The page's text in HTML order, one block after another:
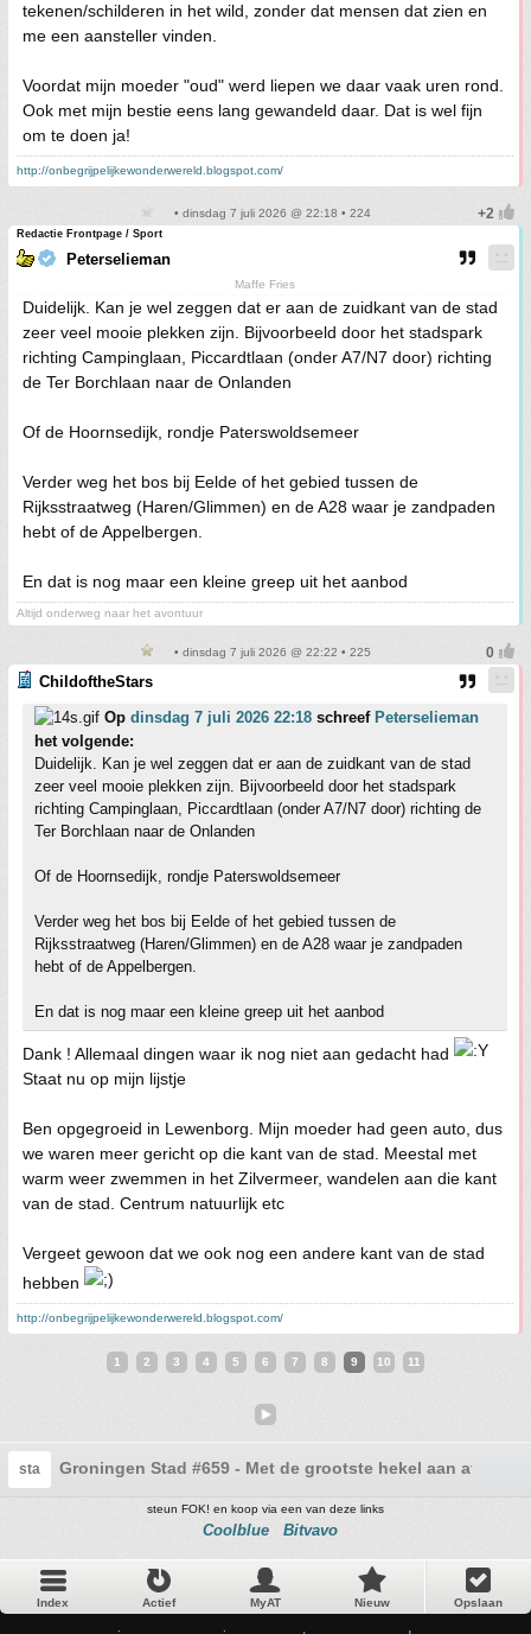
tekenen/schilderen in het wild, zonder dat mensen dat zien en
me een aansteller vinden.
Voordat mijn moeder "oud" werd liepen we daar vaak uren rond.
Ook met mijn bestie eens lang gewandeld daar. Dat is wel fijn
om te doen ja!
http://onbegrijpelijkewonderwereld.blogspot.com/
• dinsdag 7 juli 2026 @ 22:18 • 224
Redactie Frontpage / Sport
Peterselieman
Maffe Fries
Duidelijk. Kan je wel zeggen dat er aan de zuidkant van de stad
zeer veel mooie plekken zijn. Bijvoorbeeld door het stadspark
richting Campinglaan, Piccardtlaan (onder A7/N7 door) richting
de Ter Borchlaan naar de Onlanden
Of de Hoornsedijk, rondje Paterswoldsemeer
Verder weg het bos bij Eelde of het gebied tussen de
Rijksstraatweg (Haren/Glimmen) en de A28 waar je zandpaden
hebt of de Appelbergen.
En dat is nog maar een kleine greep uit het aanbod
Altijd onderweg naar het avontuur
• dinsdag 7 juli 2026 @ 22:22 • 225
ChildoftheStars
Op dinsdag 7 juli 2026 22:18 schreef Peterselieman
het volgende:
Duidelijk. Kan je wel zeggen dat er aan de zuidkant van de stad
zeer veel mooie plekken zijn. Bijvoorbeeld door het stadspark
richting Campinglaan, Piccardtlaan (onder A7/N7 door) richting de
Ter Borchlaan naar de Onlanden
Of de Hoornsedijk, rondje Paterswoldsemeer
Verder weg het bos bij Eelde of het gebied tussen de
Rijksstraatweg (Haren/Glimmen) en de A28 waar je zandpaden
hebt of de Appelbergen.
En dat is nog maar een kleine greep uit het aanbod
Dank ! Allemaal dingen waar ik nog niet aan gedacht had
Staat nu op mijn lijstje
Ben opgegroeid in Lewenborg. Mijn moeder had geen auto, dus
we waren meer gericht op die kant van de stad. Meestal met
warm weer zwemmen in het Zilvermeer, wandelen aan die kant
van de stad. Centrum natuurlijk etc
Vergeet gewoon dat we ook nog een andere kant van de stad
hebben
http://onbegrijpelijkewonderwereld.blogspot.com/
1 2 3 4 5 6 7 8 9 10 11
sta Groningen Stad #659 - Met de grootste hekel aan
steun FOK! en koop via een van deze links
Coolblue Bitvavo
Index Actief MyAT Nieuw Opslaan